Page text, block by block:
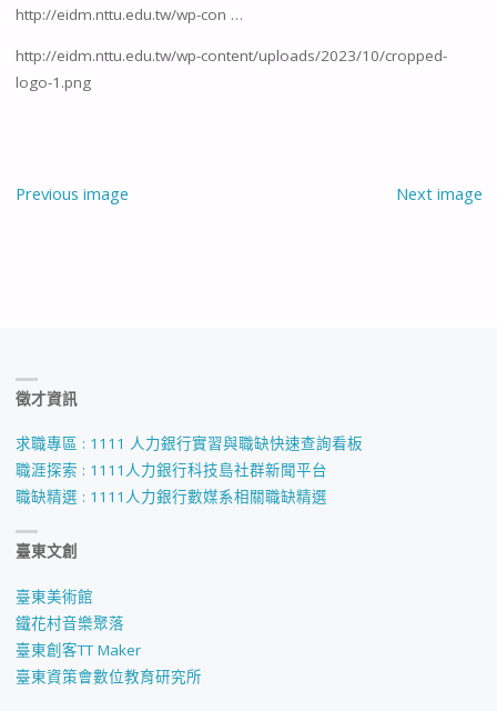
http://eidm.nttu.edu.tw/wp-con …
http://eidm.nttu.edu.tw/wp-content/uploads/2023/10/cropped-
logo-1.png
Previous image Next image
徵才資訊
求職專區 : 1111 人力銀行實習與職缺快速查詢看板
職涯探索 : 1111人力銀行科技島社群新聞平台
職缺精選 : 1111人力銀行數媒系相關職缺精選
臺東文創
臺東美術館
鐵花村音樂聚落
臺東創客TT Maker
臺東資策會數位教育研究所